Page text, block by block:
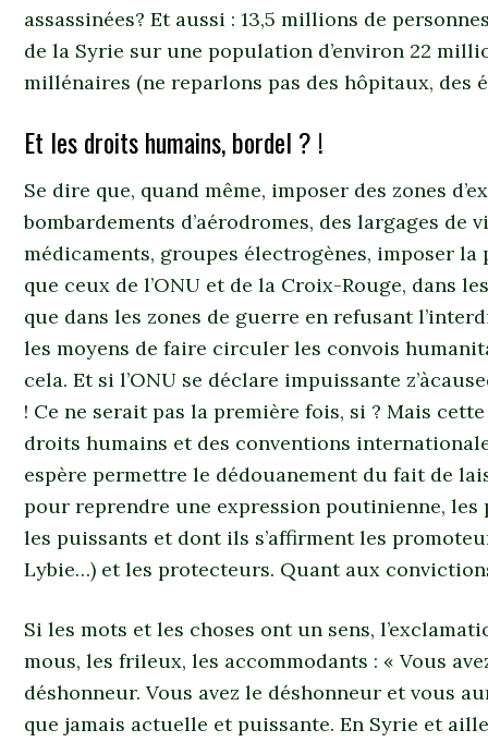
assassinées? Et aussi : 13,5 millions de
de la Syrie sur une population d’environ 22
millénaires (ne reparlons pas des hôpitaux, des
Et les droits humains, bordel ? !
Se dire que, quand même, imposer des zones
bombardements d’aérodromes, des largages de
médicaments, groupes électrogènes, imposer la
que ceux de l’ONU et de la Croix-Rouge, dans
que dans les zones de guerre en refusant
les moyens de faire circuler les convois
cela. Et si l’ONU se déclare impuissante
! Ce ne serait pas la première fois, si ? Mais
droits humains et des conventions
espère permettre le dédouanement du fait de
pour reprendre une expression poutinienne,
les puissants et dont ils s’affirment les
Lybie…) et les protecteurs. Quant aux
Si les mots et les choses ont un sens,
mous, les frileux, les accommodants : « Vous
déshonneur. Vous avez le déshonneur et vous
que jamais actuelle et puissante. En Syrie et